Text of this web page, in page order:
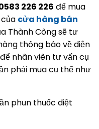
226 226 để mua
cửa hàng bán
Thành Công sẽ tư
thông báo về diện
nhân viên tư vấn cụ
phải mua cụ thể như
phun thuốc diệt